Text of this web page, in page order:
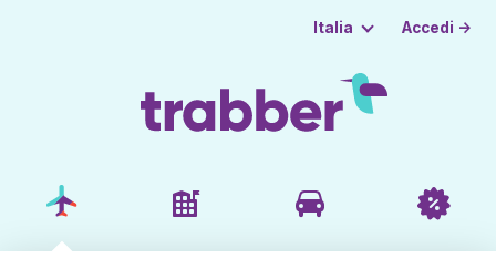
Italia Accedi →